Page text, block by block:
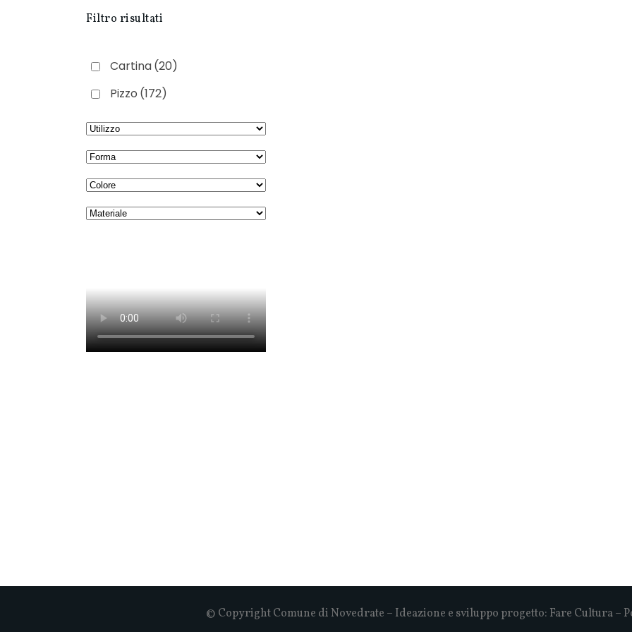
Filtro risultati
Cartina(20)
Pizzo (172)
© Copyright Comune di Novedrate – Ideazione e sviluppo progetto: Fare Cultura–